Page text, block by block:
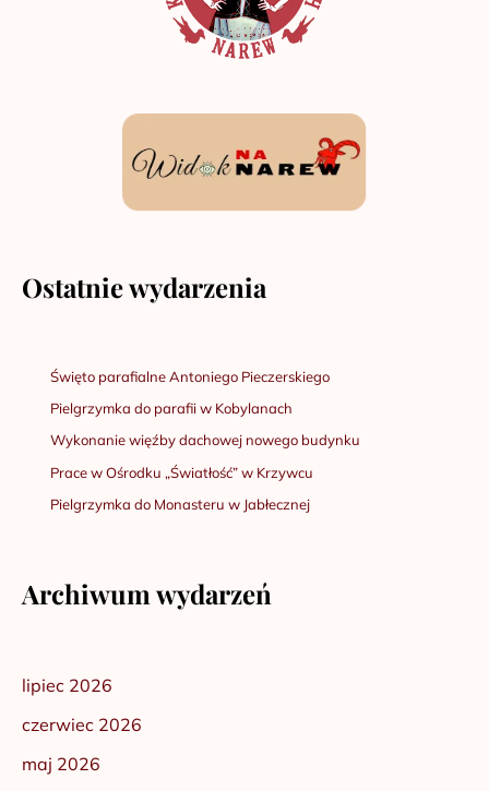
Ostatnie wydarzenia
Święto parafialne Antoniego Pieczerskiego
Pielgrzymka do parafii w Kobylanach
Wykonanie więźby dachowej nowego budynku
Prace w Ośrodku „Światłość” w Krzywcu
Pielgrzymka do Monasteru w Jabłecznej
Archiwum wydarzeń
lipiec 2026
czerwiec 2026
maj 2026